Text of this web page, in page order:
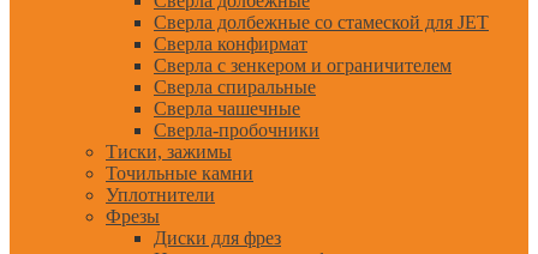
Сверла долбежные со стамеской для JET
Сверла конфирмат
Сверла с зенкером и ограничителем
Сверла спиральные
Сверла чашечные
Сверла-пробочники
Тиски, зажимы
Точильные камни
Уплотнители
Фрезы
Диски для фрез